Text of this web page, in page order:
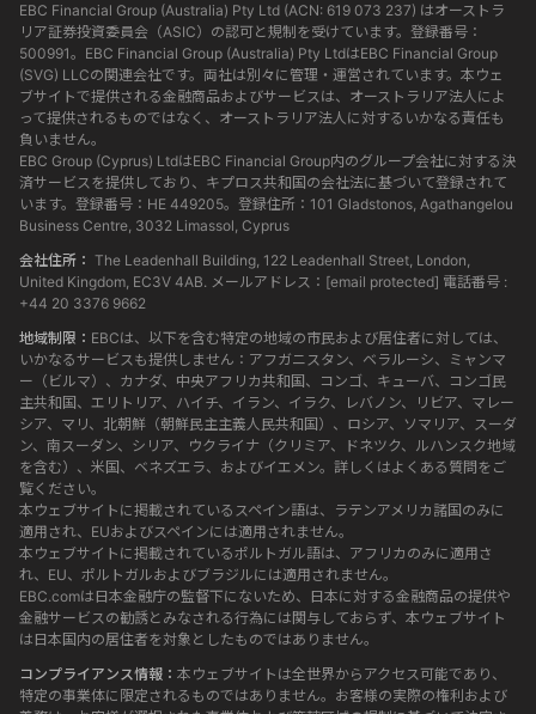
EBC Financial Group (Australia) Pty Ltd (ACN: 619 073 237) はオーストラ
リア証券投資委員会（ASIC）の認可と規制を受けています。登録番号：
500991。EBC Financial Group (Australia) Pty LtdはEBC Financial Group
(SVG) LLCの関連会社です。両社は別々に管理・運営されています。本ウェ
ブサイトで提供される金融商品およびサービスは、オーストラリア法人によ
って提供されるものではなく、オーストラリア法人に対するいかなる責任も
負いません。
EBC Group (Cyprus) LtdはEBC Financial Group内のグループ会社に対する決
済サービスを提供しており、キプロス共和国の会社法に基づいて登録されて
います。登録番号：HE 449205。登録住所：101 Gladstonos, Agathangelou
Business Centre, 3032 Limassol, Cyprus
会社住所： The Leadenhall Building, 122 Leadenhall Street, London,
United Kingdom, EC3V 4AB. メールアドレス： [email protected] 電話番号 :
+44 20 3376 9662
地域制限： EBCは、以下を含む特定の地域の市民および居住者に対しては、
いかなるサービスも提供しません：アフガニスタン、ベラルーシ、ミャンマ
ー（ビルマ）、カナダ、中央アフリカ共和国、コンゴ、キューバ、コンゴ民
主共和国、エリトリア、ハイチ、イラン、イラク、レバノン、リビア、マレー
シア、マリ、北朝鮮（朝鮮民主主義人民共和国）、ロシア、ソマリア、スーダ
ン、南スーダン、シリア、ウクライナ（クリミア、ドネツク、ルハンスク地域
を含む）、米国、ベネズエラ、およびイエメン。詳しくはよくある質問をご
覧ください。
本ウェブサイトに掲載されているスペイン語は、ラテンアメリカ諸国のみに
適用され、EUおよびスペインには適用されません。
本ウェブサイトに掲載されているポルトガル語は、アフリカのみに適用さ
れ、EU、ポルトガルおよびブラジルには適用されません。
EBC.comは日本金融庁の監督下にないため、日本に対する金融商品の提供や
金融サービスの勧誘とみなされる行為には関与しておらず、本ウェブサイト
は日本国内の居住者を対象としたものではありません。
コンプライアンス情報： 本ウェブサイトは全世界からアクセス可能であり、
特定の事業体に限定されるものではありません。お客様の実際の権利および